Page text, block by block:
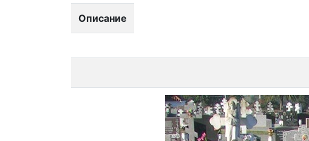
Описание